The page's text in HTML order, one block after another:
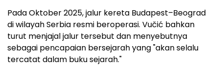
Pada Oktober 2025, jalur kereta Budapest–Beograd
di wilayah Serbia resmi beroperasi. Vučić bahkan
turut menjajal jalur tersebut dan menyebutnya
sebagai pencapaian bersejarah yang "akan selalu
tercatat dalam buku sejarah."